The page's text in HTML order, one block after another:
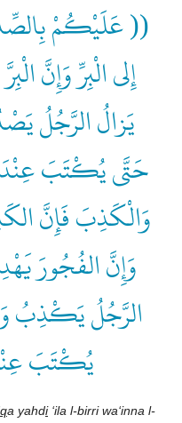
(( عَلَيْكُمْ
إِلى الْبِرِّ وَإِنَّ
يَزالُ الرَّجُلُ
حَتَّى يُكْتَبَ عِنْدَ
وَالْكَذِبَ فَإِنَّ
وَإِنَّ الفُجُورَ
الرَّجُلُ يَكْذِبُ
يُكْتَبَ
qa yahdi‘ila l-birri wa‘inna l-